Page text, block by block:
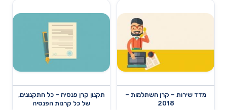
מדד שירות – קרן השתלמות –
2018
תקנון קרן פנסיה – כל התקנונים,
של כל קרנות הפנסיה